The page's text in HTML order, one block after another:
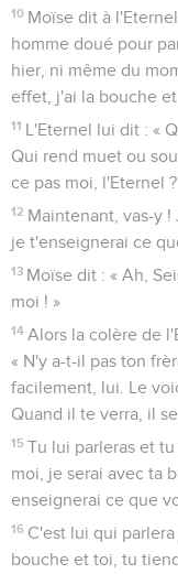
10 Moïse dit à
homme doué pour
hier, ni même du
effet, j'ai la bouche
11 L'Eternel lui dit : «
Qui rend muet ou
ce pas moi, l'Eternel ?
12 Maintenant, vas-y
je t'enseignerai ce
13 Moïse dit : « Ah,
moi ! »
14 Alors la colère de
« N'y a-t-il pas ton
facilement, lui. Le
Quand il te verra, il
15 Tu lui parleras et
moi, je serai avec ta
enseignerai ce que
16 C'est lui qui
bouche et toi, tu